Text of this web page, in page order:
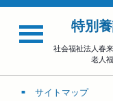
特別
社会福祉法人春
老人
サイトマップ